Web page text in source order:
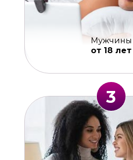
Мужчины
от 18 лет
3